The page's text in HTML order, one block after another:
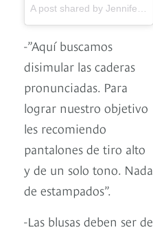
-”Aquí buscamos
disimular las caderas
pronunciadas. Para
lograr nuestro objetivo
les recomiendo
pantalones de tiro alto
y de un solo tono. Nada
de estampados”.
-Las blusas deben ser de